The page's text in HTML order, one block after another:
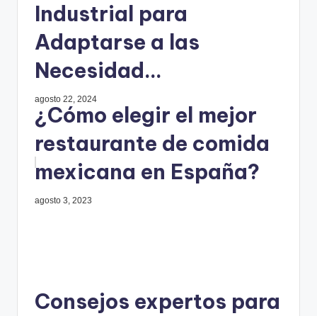
Industrial para
Adaptarse a las
Necesidad...
agosto 22, 2024
¿Cómo elegir el mejor
restaurante de comida
mexicana en España?
agosto 3, 2023
Consejos expertos para